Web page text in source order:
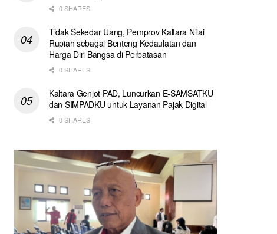
0 SHARES
Tidak Sekedar Uang, Pemprov Kaltara Nilai
Rupiah sebagai Benteng Kedaulatan dan
Harga Diri Bangsa di Perbatasan
0 SHARES
Kaltara Genjot PAD, Luncurkan E-SAMSATKU
dan SIMPADKU untuk Layanan Pajak Digital
0 SHARES